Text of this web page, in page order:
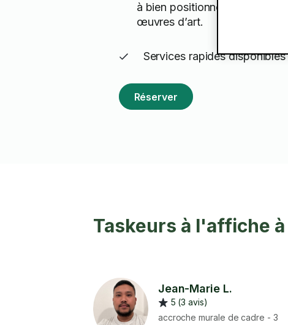
à bien positionner vos cadres
œuvres d’art.
Services rapides
Réserver
Taskeurs à l'affiche
Jean-Marie L.
5 (3 avis)
accroche murale de cadre - 3